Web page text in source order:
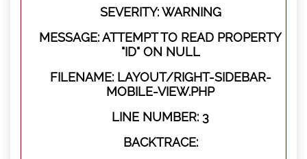
SEVERITY: WARNING
MESSAGE: ATTEMPT TO READ PROPERTY
"ID" ON NULL
FILENAME: LAYOUT/RIGHT-SIDEBAR-
MOBILE-VIEW.PHP
LINE NUMBER: 3
BACKTRACE: